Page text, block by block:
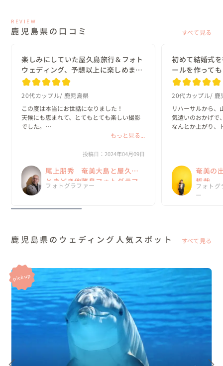
REVIEW
鹿児島県の口コミ すべて見る
楽しみにしていた屋久島旅行＆フォト
ウェディング、予想以上に楽しめまし
た。
20代カップル 鹿児島県
この度は本当にお世話になりました！
天候にも恵まれて、とてもとても楽しい撮影
でした。
また、風の強いロケ地も無理言って撮影して
美容師さんにもお伝えください。とても可愛
ドレスコーデ...
もっと見る...
投稿日：2024年04月09日
尾上朋秀 奄美大島と屋久島
ときどき他離島フォトグラフ
ァー
フォトグラファー
初めて結婚式
ールを作って
20代カップル 鹿
リハーサルから、
気遣いのおかげで
なんとか上がり、
山下さんにやって
奄美の
哲哉
フォトグ
ー
鹿児島県のウェディング人気スポット すべて見る